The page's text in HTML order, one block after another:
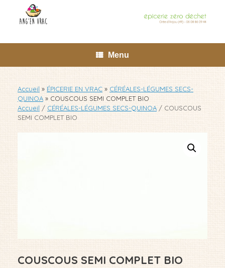
content
Menu
Accueil » ÉPICERIE EN VRAC » CÉRÉALES-LÉGUMES SECS-
QUINOA » COUSCOUS SEMI COMPLET BIO
Accueil / CÉRÉALES-LÉGUMES SECS-QUINOA / COUSCOUS
SEMI COMPLET BIO
COUSCOUS SEMI COMPLET BIO